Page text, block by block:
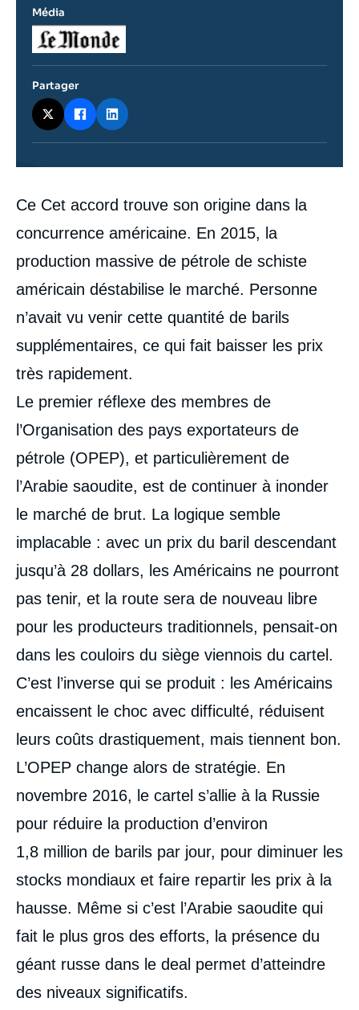
Contenu
intervention
médiatique
Ce Cet accord trouve son origine dans la
concurrence américaine. En 2015, la
production massive de pétrole de schiste
américain déstabilise le marché. Personne
n’avait vu venir cette quantité de barils
supplémentaires, ce qui fait baisser les prix
très rapidement.
Le premier réflexe des membres de
l’Organisation des pays exportateurs de
pétrole (OPEP), et particulièrement de
l’Arabie saoudite, est de continuer à inonder
le marché de brut. La logique semble
implacable : avec un prix du baril descendant
jusqu’à 28 dollars, les Américains ne pourront
pas tenir, et la route sera de nouveau libre
pour les producteurs traditionnels, pensait-on
dans les couloirs du siège viennois du cartel.
C’est l’inverse qui se produit : les Américains
encaissent le choc avec difficulté, réduisent
leurs coûts drastiquement, mais tiennent bon.
L’OPEP change alors de stratégie. En
novembre 2016, le cartel s’allie à la Russie
pour réduire la production d’environ
1,8 million de barils par jour, pour diminuer les
stocks mondiaux et faire repartir les prix à la
hausse. Même si c’est l’Arabie saoudite qui
fait le plus gros des efforts, la présence du
géant russe dans le deal permet d’atteindre
des niveaux significatifs.
Média
Logo
Partager